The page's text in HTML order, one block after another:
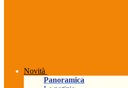
Novità
Panoramica